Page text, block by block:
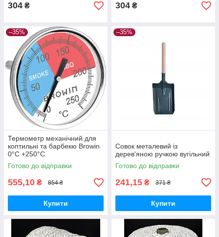
304 ₴ 304 ₴
–35%
Термометр механічний для
коптильні та барбекю Browin
0°C +250°C
Готово до відправки
555,10 ₴ 854 ₴
Купити
–35%
Совок металевий із
дерев'яною ручкою вугільний
Готово до відправки
241,15 ₴ 371 ₴
Купити